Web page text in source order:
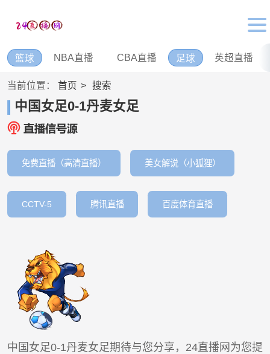
篮球 NBA直播 CBA直播 足球 英超直播
当前位置： 首页 搜索
中国女足0-1丹麦女足
免费直播（高清直播） 美女解说（小狐狸）
CCTV-5 腾讯直播 百度体育直播
中国女足0-1丹麦女足期待与您分享，24直播网为您提